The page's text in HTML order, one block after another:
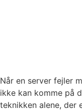
Når en server fejler
ikke kan komme på
teknikken alene, der